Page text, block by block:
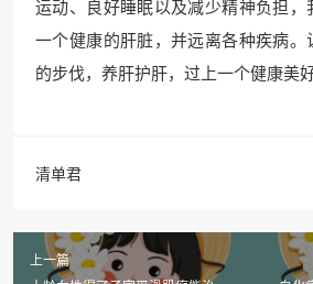
运动、良好睡眠以及减少精神负担，
一个健康的肝脏，并远离各种疾病。
的步伐，养肝护肝，过上一个健康美
清单君
上一篇